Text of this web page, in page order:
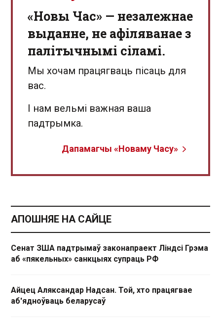
«Новы Час» — незалежнае
выданне, не афіляванае з
палітычнымі сіламі.
Мы хочам працягваць пісаць для
вас.
І нам вельмі важная ваша
падтрымка.
Дапамагчы «Новаму Часу»
АПОШНЯЕ НА САЙЦЕ
Сенат ЗША падтрымаў законапраект Ліндсі Грэма
аб «пякельных» санкцыях супраць РФ
Айцец Аляксандар Надсан. Той, хто працягвае
аб'ядноўваць беларусаў